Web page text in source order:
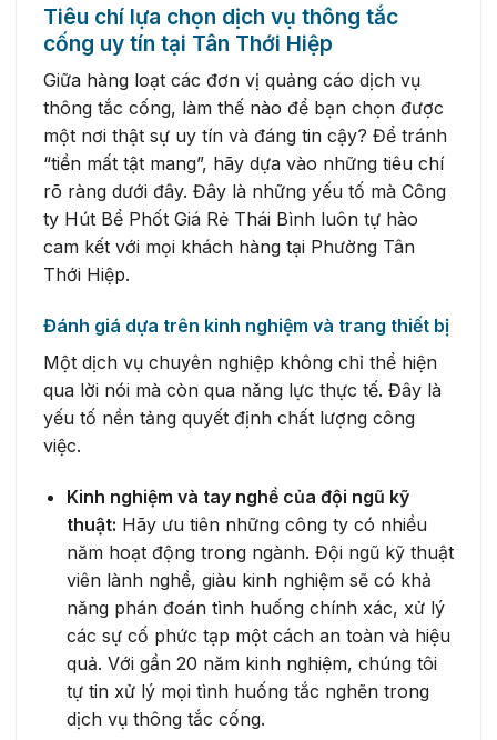
Tiêu chí lựa chọn dịch vụ thông tắc
cống uy tín tại Tân Thới Hiệp
Giữa hàng loạt các đơn vị quảng cáo dịch vụ
thông tắc cống, làm thế nào để bạn chọn được
một nơi thật sự uy tín và đáng tin cậy? Để tránh
“tiền mất tật mang”, hãy dựa vào những tiêu chí
rõ ràng dưới đây. Đây là những yếu tố mà Công
ty Hút Bể Phốt Giá Rẻ Thái Bình luôn tự hào
cam kết với mọi khách hàng tại Phường Tân
Thới Hiệp.
Đánh giá dựa trên kinh nghiệm và trang thiết bị
Một dịch vụ chuyên nghiệp không chỉ thể hiện
qua lời nói mà còn qua năng lực thực tế. Đây là
yếu tố nền tảng quyết định chất lượng công
việc.
Kinh nghiệm và tay nghề của đội ngũ kỹ
thuật: Hãy ưu tiên những công ty có nhiều
năm hoạt động trong ngành. Đội ngũ kỹ thuật
viên lành nghề, giàu kinh nghiệm sẽ có khả
năng phán đoán tình huống chính xác, xử lý
các sự cố phức tạp một cách an toàn và hiệu
quả. Với gần 20 năm kinh nghiệm, chúng tôi
tự tin xử lý mọi tình huống tắc nghẽn trong
dịch vụ thông tắc cống.